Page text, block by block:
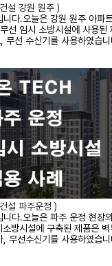
설 강원 원주 )
다.​오늘은 강원 원주 아파
선 임시 소방시설에 사용된
무선 수신기를 사용하였습
설 파주운정 )
다.​오늘은 파주 운정 현장
방시설에 구축된 제품은 ​벽
무선수신기를 사용하였습